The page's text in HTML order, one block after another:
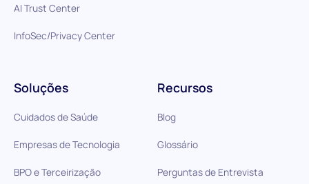
Soluções
Cuidados de Saúde
Empresas de Tecnologia
BPO e Terceirização
Recursos
Blog
Glossário
Perguntas de Entrevista
AI Trust Center
InfoSec/Privacy Center